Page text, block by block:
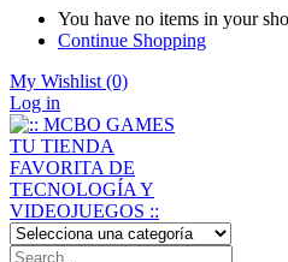
You have no items in your
Continue Shopping
My Wishlist (0)
Log in